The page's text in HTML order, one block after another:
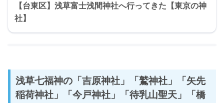
【台東区】浅草富士浅間神社へ行ってきた【東京の神
社】
浅草七福神の「吉原神社」「鷲神社」「矢先
稲荷神社」「今戸神社」「待乳山聖天」「橋